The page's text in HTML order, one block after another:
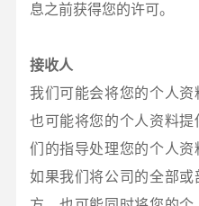
息之前获得您的许可。
接收人
我们可能会将您的个人资
也可能将您的个人资料
们的指导处理您的个人资
如果我们将公司的全部